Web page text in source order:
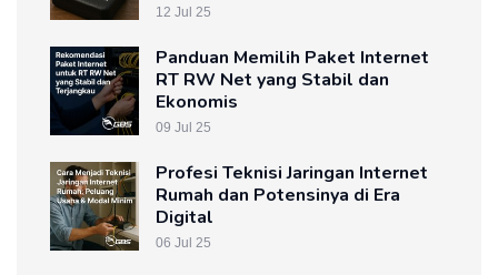
12 Jul 25
Panduan Memilih Paket Internet
RT RW Net yang Stabil dan
Ekonomis
09 Jul 25
Profesi Teknisi Jaringan Internet
Rumah dan Potensinya di Era
Digital
06 Jul 25